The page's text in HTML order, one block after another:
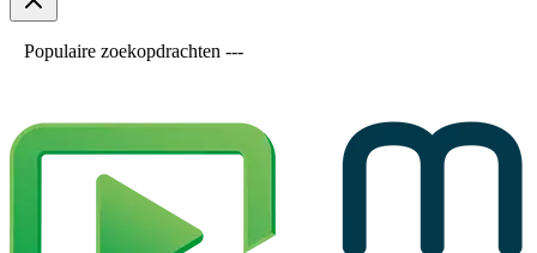
Populaire zoekopdrachten ---